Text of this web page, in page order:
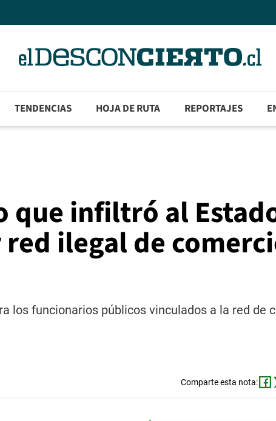
TENDENCIAS HOJA DE RUTA REPORTAJES
que infiltró al
ilegal de
los funcionarios públicos vinculados a la red de
Comparte esta nota: